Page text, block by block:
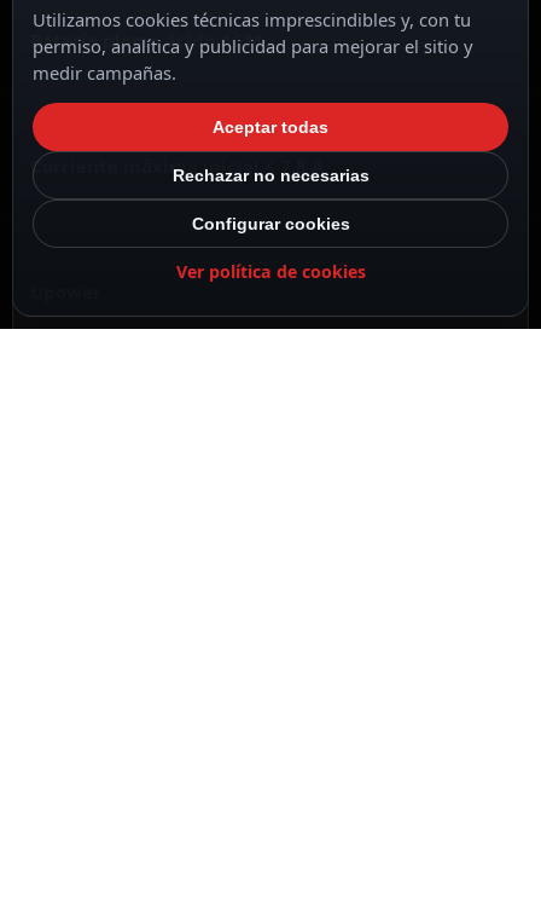
Batería plomo ácido AGM
Corriente máxima inicial < 7.8 A
Utilizamos cookies técnicas imprescindibles y, con tu
permiso, analítica y publicidad para mejorar el sitio y
medir campañas.
Aceptar todas
Rechazar no necesarias
Configurar cookies
Ver política de cookies